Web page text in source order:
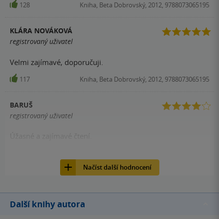
128 Kniha, Beta Dobrovský, 2012, 9788073065195
KLÁRA NOVÁKOVÁ
registrovaný uživatel
Velmi zajímavé, doporučuji.
117 Kniha, Beta Dobrovský, 2012, 9788073065195
BARUŠ
registrovaný uživatel
Úžasné a zajímavé čtení.
Načíst další hodnocení
Další knihy autora